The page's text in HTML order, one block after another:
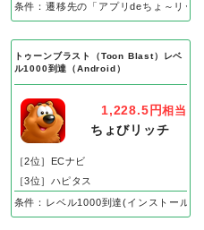
達で成果
条件：遷移先の「アプリdeちょ～リッ
トゥーンブラスト（Toon Blast）レベ
ル1000到達（Android）
1,228.5円相当
ちょびリッチ
［2位］ECナビ
［3位］ハピタス
条件：レベル1000到達(インストール後